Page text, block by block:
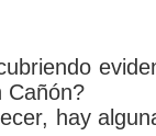
Cañón?
hay